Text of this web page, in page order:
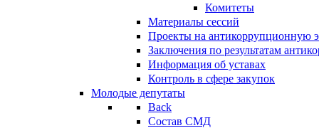
Комитеты
Материалы сессий
Проекты на антикоррупционную
Заключения по результатам
Информация об уставах
Контроль в сфере закупок
Молодые депутаты
Back
Состав СМД